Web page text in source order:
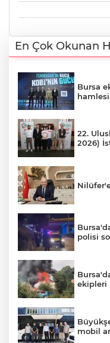
En Çok Okunan
Bursa
22.
2026)
polisi
ekipleri
mobil